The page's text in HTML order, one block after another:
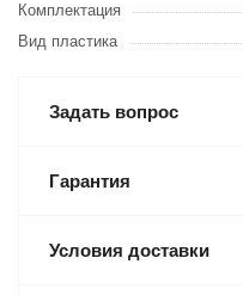
Комплектация
Вид пластика
Задать вопрос
Гарантия
Условия доставки